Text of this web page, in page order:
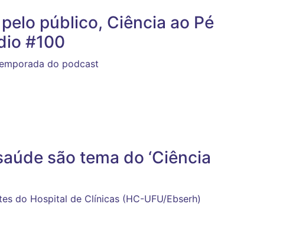
público, Ciência ao Pé
#100
do podcast
são tema do ‘Ciência
do Hospital de Clínicas (HC-UFU/Ebserh)